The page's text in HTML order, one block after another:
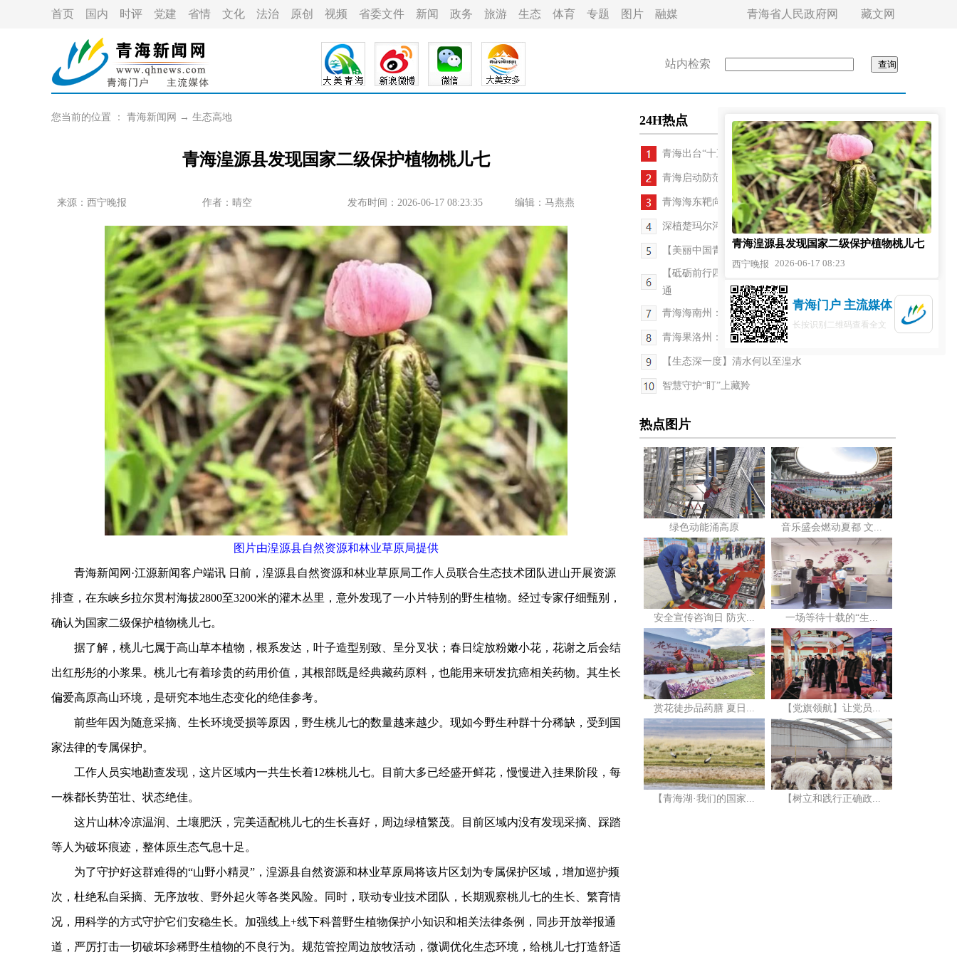
首页 国内 时评 党建 省情 文化 法治 原创 视频 省委文件 新闻 政务 旅游 生态 体育 专题 图片 融媒 青海省人民政府网 藏文网
站内检索
您当前的位置 ： 青海新闻网 → 生态高地
青海湟源县发现国家二级保护植物桃儿七
来源：西宁晚报 作者： 晴空 发布时间：2026-06-17 08:23:35 编辑：马燕燕
图片由湟源县自然资源和林业草原局提供
青海新闻网·江源新闻客户端讯 日前，湟源县自然资源和林业草原局工作人员联合生态技术团队进山开展资源
排查，在东峡乡拉尔贯村海拔2800至3200米的灌木丛里，意外发现了一小片特别的野生植物。经过专家仔细甄别，
确认为国家二级保护植物桃儿七。
据了解，桃儿七属于高山草本植物，根系发达，叶子造型别致、呈分叉状；春日绽放粉嫩小花，花谢之后会结
出红彤彤的小浆果。桃儿七有着珍贵的药用价值，其根部既是经典藏药原料，也能用来研发抗癌相关药物。其生长
偏爱高原高山环境，是研究本地生态变化的绝佳参考。
前些年因为随意采摘、生长环境受损等原因，野生桃儿七的数量越来越少。现如今野生种群十分稀缺，受到国
家法律的专属保护。
工作人员实地勘查发现，这片区域内一共生长着12株桃儿七。目前大多已经盛开鲜花，慢慢进入挂果阶段，每
一株都长势茁壮、状态绝佳。
这片山林冷凉温润、土壤肥沃，完美适配桃儿七的生长喜好，周边绿植繁茂。目前区域内没有发现采摘、踩踏
等人为破坏痕迹，整体原生态气息十足。
为了守护好这群难得的“山野小精灵”，湟源县自然资源和林业草原局将该片区划为专属保护区域，增加巡护频
次，杜绝私自采摘、无序放牧、野外起火等各类风险。同时，联动专业技术团队，长期观察桃儿七的生长、繁育情
况，用科学的方式守护它们安稳生长。加强线上+线下科普野生植物保护小知识和相关法律条例，同步开放举报通
道，严厉打击一切破坏珍稀野生植物的不良行为。规范管控周边放牧活动，微调优化生态环境，给桃儿七打造舒适
24H热点
青海出台“十五五”生态环境司法保护十条措施
青海启动防范非法金融活动宣传月
青海海东靶向施治137株古树
深植楚玛尔河畔三十年的“生命树”
【美丽中国青海行】凌空守碧水 数智护青绿
【砥砺前行四十载 感恩奋进新大通】一城山水 绿满大
通
青海海南州：完成五年生态环保目标任务
青海果洛州：搭建700个人工鸟巢
【生态深一度】清水何以至湟水
智慧守护“盯”上藏羚
热点图片
绿色动能涌高原 音乐盛会燃动夏都 文...
安全宣传咨询日 防灾... 一场等待十载的“生...
赏花徒步品药膳 夏日... 【党旗领航】让党员...
【青海湖·我们的国家... 【树立和践行正确政...
青海湟源县发现国家二级保护植物桃儿七
西宁晚报 2026-06-17 08:23
青海门户 主流媒体
长按识别二维码查看全文